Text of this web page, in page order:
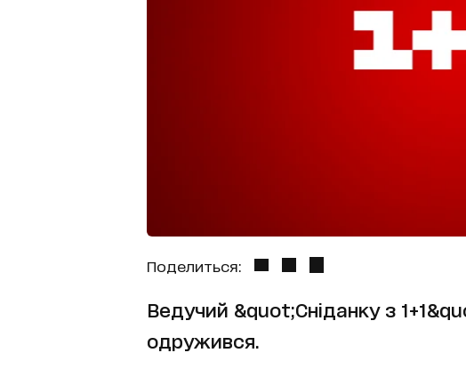
Поделиться:
Ведучий &quot;Сніданку з
одружився.